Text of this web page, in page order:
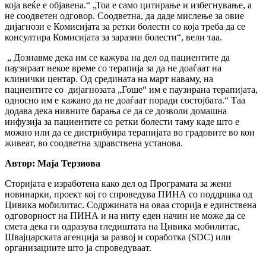
која веќе е објавена.“ „Тоа е само цитирање и избегнување, а
не соодветен одговор. Соодветна, да даде мислење за овие
дијагнози е Комисијата за ретки болести со која треба да се
консултира Комисијата за заразни болести“, вели таа.
„ Дознавме дека им се кажува на дел од пациентите да
паузираат некое време со терапија за да не доаѓаат на
клинички центар. Од средината на март наваму, на
пациентите со дијагнозата „Гоше“ им е паузирана терапијата,
односно им е кажано да не доаѓаат поради состојбата.“ Таа
додава дека нивните барања се да се дозволи домашна
инфузија за пациентите со ретки болести таму каде што е
можно или да се дистрибуира терапијата во градовите во кои
живеат, во соодветна здравствена установа.
Автор: Маја Терзиова
Сторијата е изработена како дел од Програмата за жени
новинарки, проект кој го спроведува ПИНА со поддршка од
Цивика мобилитас. Содржината на оваа сторија е единствена
одговорност на ПИНА и на ниту еден начин не може да се
смета дека ги одразува гледиштата на Цивика мобилитас,
Швајцарската агенција за развој и соработка (SDC) или
организациите што ја спроведуваат.